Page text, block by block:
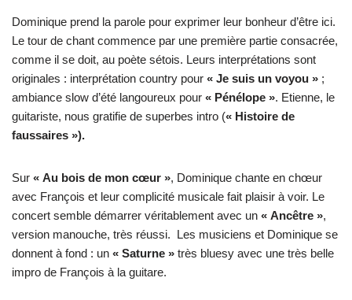
Dominique prend la parole pour exprimer leur bonheur d’être ici.
Le tour de chant commence par une première partie consacrée,
comme il se doit, au poète sétois. Leurs interprétations sont
originales : interprétation country pour « Je suis un voyou » ;
ambiance slow d’été langoureux pour « Pénélope ». Etienne, le
guitariste, nous gratifie de superbes intro (« Histoire de
faussaires »).
Sur « Au bois de mon cœur », Dominique chante en chœur
avec François et leur complicité musicale fait plaisir à voir. Le
concert semble démarrer véritablement avec un « Ancêtre »,
version manouche, très réussi. Les musiciens et Dominique se
donnent à fond : un « Saturne » très bluesy avec une très belle
impro de François à la guitare.